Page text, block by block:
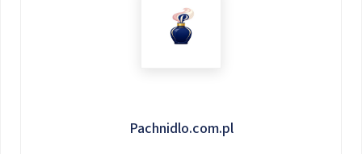
Pachnidlo.com.pl